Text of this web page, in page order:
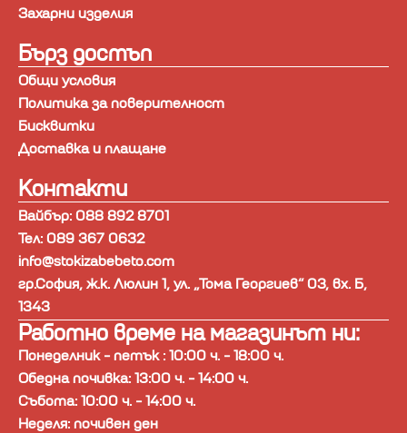
Захарни изделия
Бърз достъп
Общи условия
Политика за поверителност
Бисквитки
Доставка и плащане
Контакти
Вайбър: 088 892 8701
Тел: 089 367 0632
info@stokizabebeto.com
гр.София, ж.к. Люлин 1, ул. „Тома Георгиев“ 03, вх. Б,
1343
Работно време на магазинът ни:
Понеделник - петък : 10:00 ч. - 18:00 ч.
Обедна почивка: 13:00 ч. - 14:00 ч.
Събота: 10:00 ч. - 14:00 ч.
Неделя: почивен ден